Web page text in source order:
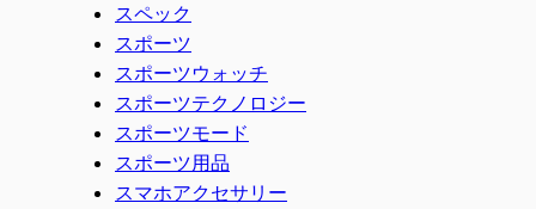
スペック
スポーツ
スポーツウォッチ
スポーツテクノロジー
スポーツモード
スポーツ用品
スマホアクセサリー